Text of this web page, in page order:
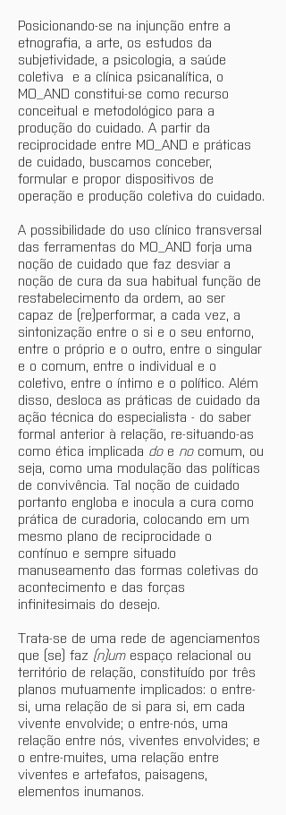
Posicionando-se na injunção entre a
etnografia, a arte, os estudos da
subjetividade, a psicologia, a saúde
coletiva  e a clínica psicanalítica, o
MO_AND constitui-se como recurso
conceitual e metodológico para a
produção do cuidado. A partir da
reciprocidade entre MO_AND e práticas
de cuidado, buscamos conceber,
formular e propor dispositivos de
operação e produção coletiva do cuidado.
A possibilidade do uso clínico transversal
das ferramentas do MO_AND forja uma
noção de cuidado que faz desviar a
noção de cura da sua habitual função de
restabelecimento da ordem, ao ser
capaz de (re)performar, a cada vez, a
sintonização entre o si e o seu entorno,
entre o próprio e o outro, entre o singular
e o comum, entre o individual e o
coletivo, entre o íntimo e o político. Além
disso, desloca as práticas de cuidado da
ação técnica do especialista - do saber
formal anterior à relação, re-situando-as
como ética implicada do e no comum, ou
seja, como uma modulação das políticas
de convivência. Tal noção de cuidado
portanto engloba e inocula a cura como
prática de curadoria, colocando em um
mesmo plano de reciprocidade o
contínuo e sempre situado
manuseamento das formas coletivas do
acontecimento e das forças
infinitesimais do desejo.
Trata-se de uma rede de agenciamentos
que (se) faz (n)um espaço relacional ou
território de relação, constituído por três
planos mutuamente implicados: o entre-
si, uma relação de si para si, em cada
vivente envolvide; o entre-nós, uma
relação entre nós, viventes envolvides; e
o entre-muites, uma relação entre
viventes e artefatos, paisagens,
elementos inumanos.